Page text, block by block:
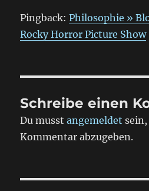
Pingback:Philosophie »
Rocky Horror Picture Show
Schreibe einen
Du musstangemeldet
Kommentar abzugeben.